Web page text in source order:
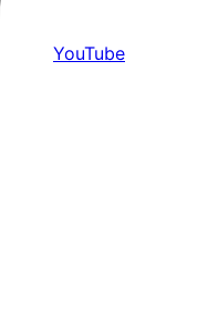
YouTube